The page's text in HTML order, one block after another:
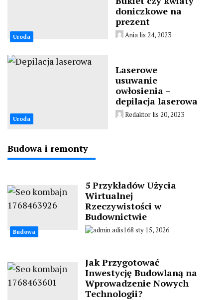
Uroda
doniczkowe na
prezent
Ania lis 24, 2023
Uroda
Laserowe
usuwanie
owłosienia –
depilacja laserowa
Redaktor lis 20, 2023
Budowa i remonty
Budowa
5 Przykładów Użycia
Wirtualnej
Rzeczywistości w
Budownictwie
adis168 sty 15, 2026
Jak Przygotować
Inwestycję Budowlaną na
Wprowadzenie Nowych
Technologii?